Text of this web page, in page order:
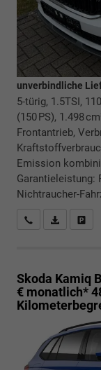
unverbindliche
5-türig, 1.5TSI,
(150 PS), 1.498
Frontantrieb,
Emission
Garantieleistung:
Nichtraucher-
Rückrufbitte
PDF-
Skoda Kamiq
€ monatlich*